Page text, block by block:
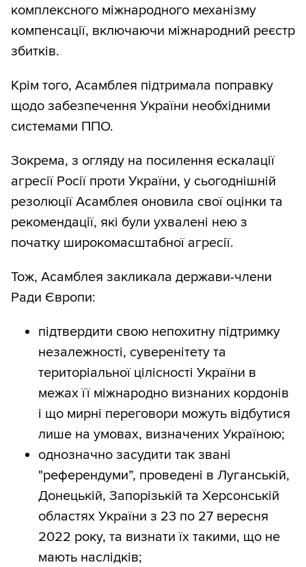
комплексного міжнародного механізму
компенсації, включаючи міжнародний реєстр
збитків.
Крім того, Асамблея підтримала поправку
щодо забезпечення України необхідними
системами ППО.
Зокрема, з огляду на посилення ескалації
агресії Росії проти України, у сьогоднішній
резолюції Асамблея оновила свої оцінки та
рекомендації, які були ухвалені нею з
початку широкомасштабної агресії.
Тож, Асамблея закликала держави-члени
Ради Європи:
підтвердити свою непохитну підтримку
незалежності, суверенітету та
територіальної цілісності України в
межах її міжнародно визнаних кордонів
і що мирні переговори можуть відбутися
лише на умовах, визначених Україною;
однозначно засудити так звані
"референдуми”, проведені в Луганській,
Донецькій, Запорізькій та Херсонській
областях України з 23 по 27 вересня
2022 року, та визнати їх такими, що не
мають наслідків;